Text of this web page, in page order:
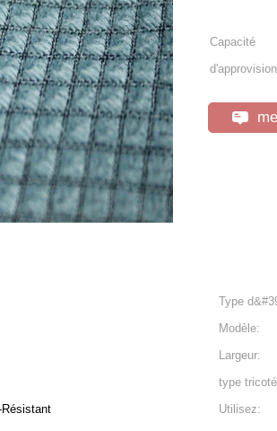
Capacité
Type
Modèle:
Largeur:
type
Utilisez: